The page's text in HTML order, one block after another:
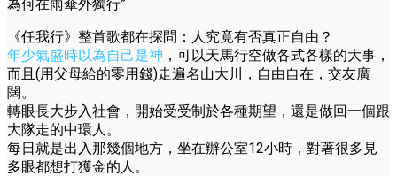
為何在雨傘外獨行”
《任我行》整首歌都在探問：人究竟有否真正自由？
年少氣盛時以為自己是神 ，可以天馬行空做各式各樣的大事，
而且(用父母給的零用錢)走遍名山大川，自由自在，交友廣
闊。
轉眼長大步入社會，開始受受制於各種期望，還是做回一個跟
大隊走的中環人。
每日就是出入那幾個地方，坐在辦公室12小時，對著很多見
多眼都想打獲金的人。